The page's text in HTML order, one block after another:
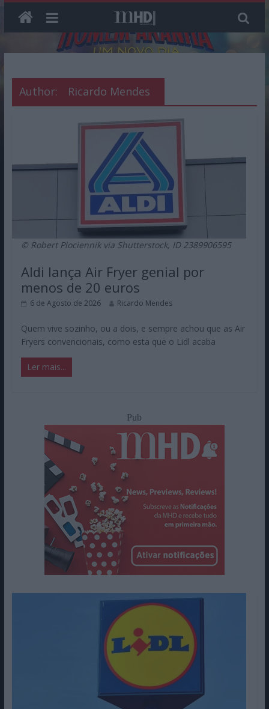
content
Author: Ricardo Mendes
© Robert Plociennik via Shutterstock, ID 2389906595
Aldi lança Air Fryer genial por
menos de 20 euros
6 de Agosto de 2026 Ricardo Mendes
Quem vive sozinho, ou a dois, e sempre achou que as Air
Fryers convencionais, como esta que o Lidl acaba
Ler mais...
Pub